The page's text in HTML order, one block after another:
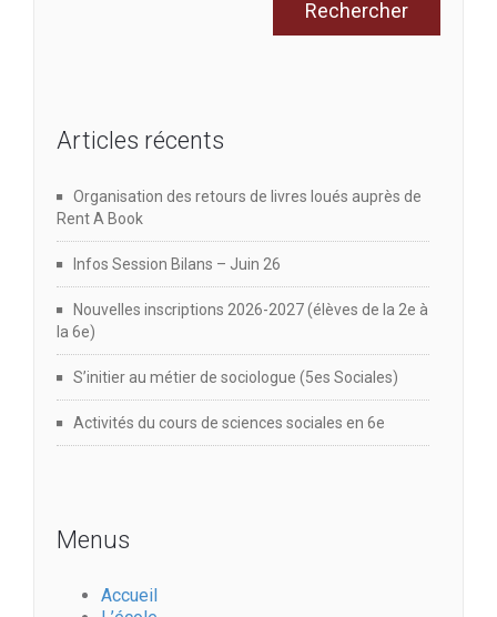
Articles récents
Organisation des retours de livres loués auprès de
Rent A Book
Infos Session Bilans – Juin 26
Nouvelles inscriptions 2026-2027 (élèves de la 2e à
la 6e)
S’initier au métier de sociologue (5es Sociales)
Activités du cours de sciences sociales en 6e
Menus
Accueil